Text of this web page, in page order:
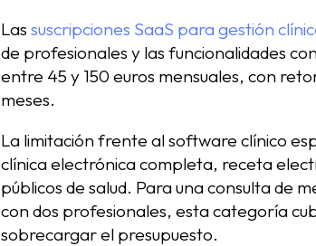
Las suscripciones SaaS para gestión
de profesionales y las funcionalidades
entre 45 y 150 euros mensuales, con
meses.
La limitación frente al software clínico
clínica electrónica completa, receta
públicos de salud. Para una consulta de
con dos profesionales, esta categoría
sobrecargar el presupuesto.